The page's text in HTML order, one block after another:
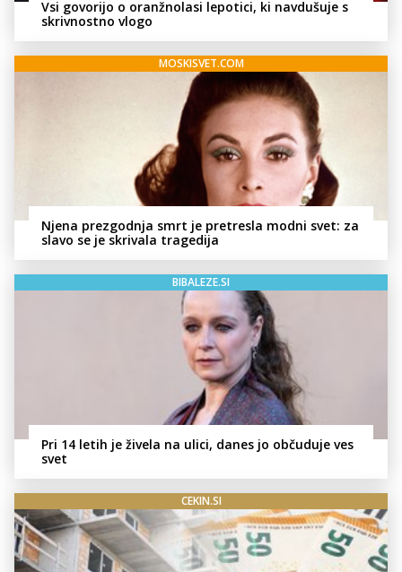
Vsi govorijo o oranžnolasi lepotici, ki navdušuje s
skrivnostno vlogo
MOSKISVET.COM
Njena prezgodnja smrt je pretresla modni svet: za
slavo se je skrivala tragedija
BIBALEZE.SI
Pri 14 letih je živela na ulici, danes jo občuduje ves
svet
CEKIN.SI